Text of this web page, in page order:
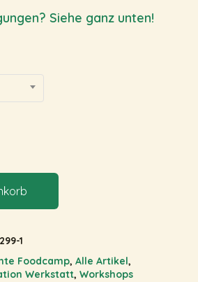
Siehe ganz unten!
1
Foodcamp, Alle Artikel,
Werkstatt, Workshops